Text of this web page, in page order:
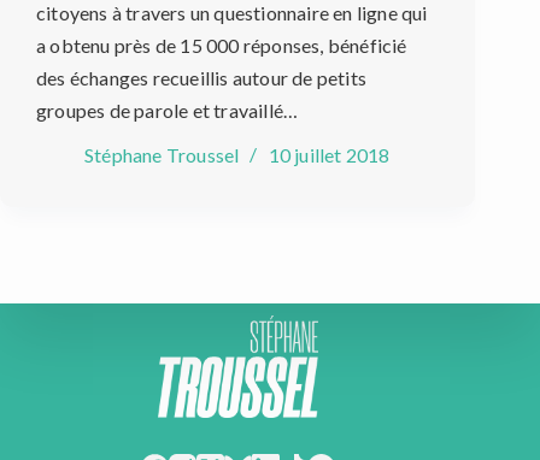
citoyens à travers un questionnaire en ligne qui
a obtenu près de 15 000 réponses, bénéficié
des échanges recueillis autour de petits
groupes de parole et travaillé…
Stéphane Troussel
10 juillet 2018